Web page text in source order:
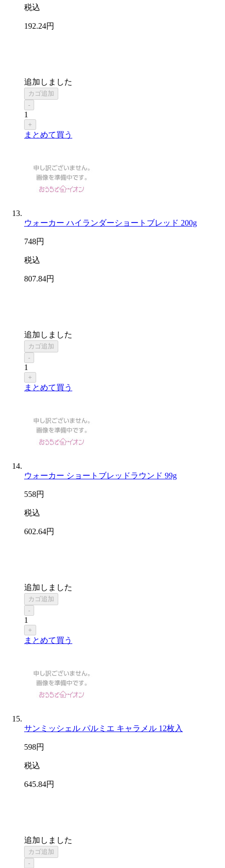
税込
192.24円
追加しました
カゴ追加
-
1
+
まとめて買う
ウォーカー ハイランダーショートブレッド 200g
748円
税込
807.84円
追加しました
カゴ追加
-
1
+
まとめて買う
ウォーカー ショートブレッドラウンド 99g
558円
税込
602.64円
追加しました
カゴ追加
-
1
+
まとめて買う
サンミッシェル パルミエ キャラメル 12枚入
598円
税込
645.84円
追加しました
カゴ追加
-